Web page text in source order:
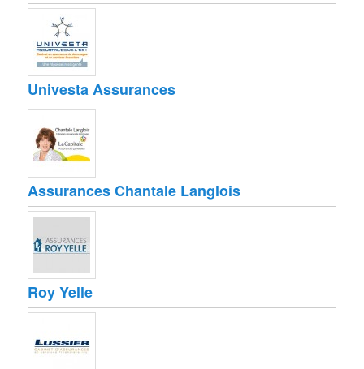
Univesta Assurances
Assurances Chantale Langlois
Roy Yelle